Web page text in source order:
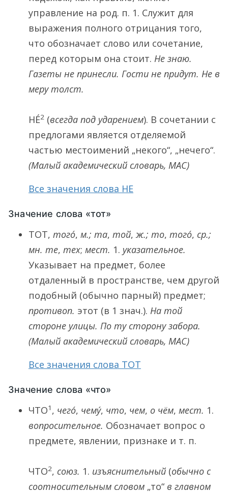
управление на род. п. 1. Служит для
выражения полного отрицания того,
что обозначает слово или сочетание,
перед которым она стоит. Не знаю.
Газеты не принесли. Гости не придут. Не в
меру толст.
НЕ́2 (всегда под ударением). В сочетании с
предлогами является отделяемой
частью местоимений „некого“, „нечего“.
(Малый академический словарь, МАС)
Все значения слова НЕ
Значение слова «тот»
ТОТ, того́, м.; та, той,ж.; то, того́, ср.;
мн. те, тех; мест. 1. указательное.
Указывает на предмет, более
отдаленный в пространстве, чем другой
подобный (обычно парный) предмет;
противоп. этот (в 1 знач.). На той
стороне улицы. По ту сторону забора.
(Малый академический словарь, МАС)
Все значения слова ТОТ
Значение слова «что»
ЧТО1 , чего́, чему́, что, чем, о чём, мест. 1.
вопросительное. Обозначает вопрос о
предмете, явлении, признаке и т. п.
ЧТО2, союз. 1. изъяснительный (обычно с
соотносительным словом „то“ в главном